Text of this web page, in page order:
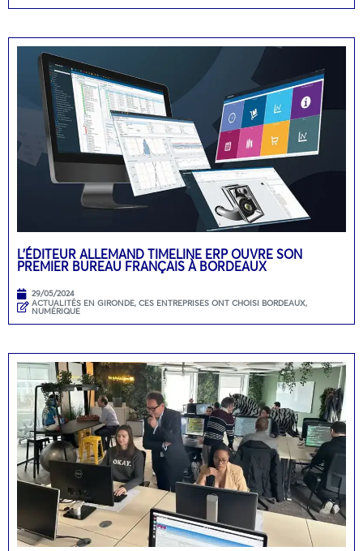
L’ÉDITEUR ALLEMAND TIMELINE ERP OUVRE SON
PREMIER BUREAU FRANÇAIS À BORDEAUX
29/05/2024
ACTUALITÉS EN GIRONDE, CES ENTREPRISES ONT CHOISI BORDEAUX,
NUMÉRIQUE